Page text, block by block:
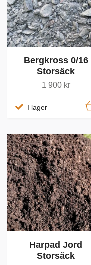
Bergkross 0/16
Storsäck
1 900 kr
I lager
Harpad Jord
Storsäck